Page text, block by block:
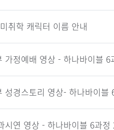
취학 캐릭터 이름 안내
가정예배 영상 - 하나바이블 6
성경스토리 영상- 하나바이블
시연 영상 - 하나바이블 6과정